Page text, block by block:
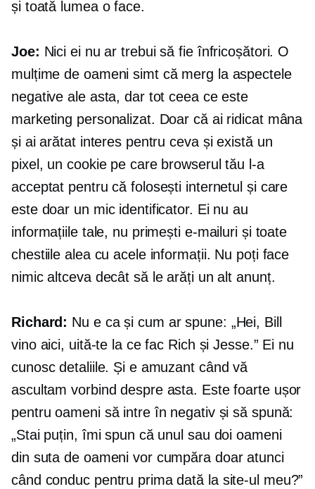
și toată lumea o face.
Joe: Nici ei nu ar trebui să fie înfricoșători. O
mulțime de oameni simt că merg la aspectele
negative ale asta, dar tot ceea ce este
marketing personalizat. Doar că ai ridicat mâna
și ai arătat interes pentru ceva și există un
pixel, un cookie pe care browserul tău l-a
acceptat pentru că folosești internetul și care
este doar un mic identificator. Ei nu au
informațiile tale, nu primești e-mailuri și toate
chestiile alea cu acele informații. Nu poți face
nimic altceva decât să le arăți un alt anunț.
Richard: Nu e ca și cum ar spune: „Hei, Bill
vino aici, uită-te la ce fac Rich și Jesse.” Ei nu
cunosc detaliile. Și e amuzant când vă
ascultam vorbind despre asta. Este foarte ușor
pentru oameni să intre în negativ și să spună:
„Stai puțin, îmi spun că unul sau doi oameni
din suta de oameni vor cumpăra doar atunci
când conduc pentru prima dată la site-ul meu?”